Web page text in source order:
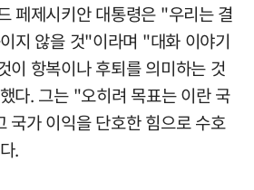
페제시키안 대통령은 "우리는 결
지 않을 것"이라며 "대화 이야기
이 항복이나 후퇴를 의미하는 것
다. 그는 "오히려 목표는 이란 국
국가 이익을 단호한 힘으로 수호
.